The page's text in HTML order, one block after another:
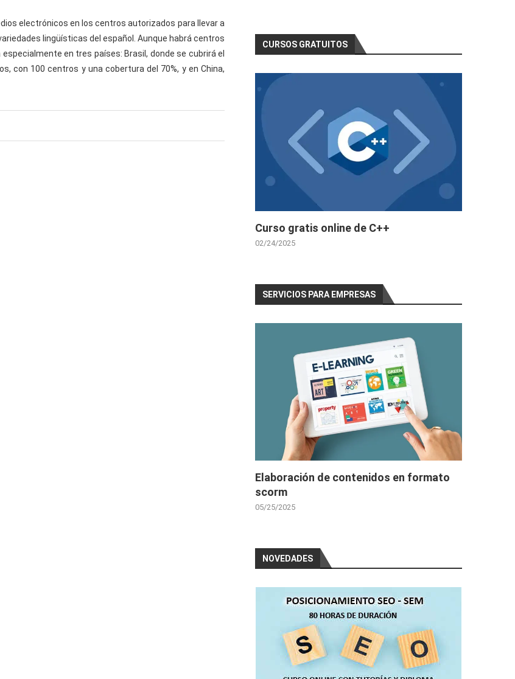
electrónicos en los centros autorizados para llevar a
lingüísticas del español. Aunque habrá centros
en tres países: Brasil, donde se cubrirá el
con 100 centros y una cobertura del 70%, y en China,
CURSOS GRATUITOS
Curso gratis online de C++
02/24/2025
SERVICIOS PARA EMPRESAS
Elaboración de contenidos en formato
scorm
05/25/2025
NOVEDADES